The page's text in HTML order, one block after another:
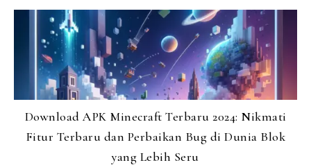
Download APK Minecraft Terbaru 2024: Nikmati
Fitur Terbaru dan Perbaikan Bug di Dunia Blok
yang Lebih Seru